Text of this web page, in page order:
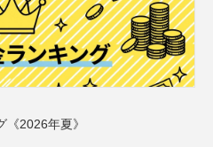
2026年夏》